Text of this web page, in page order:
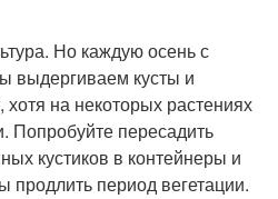
Но каждую осень с
выдергиваем кусты и
на некоторых растениях
Попробуйте пересадить
кустиков в контейнеры и
продлить период вегетации.